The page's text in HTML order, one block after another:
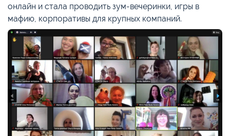
онлайн и стала проводить зум-вечеринки, игры в
мафию, корпоративы для крупных компаний.